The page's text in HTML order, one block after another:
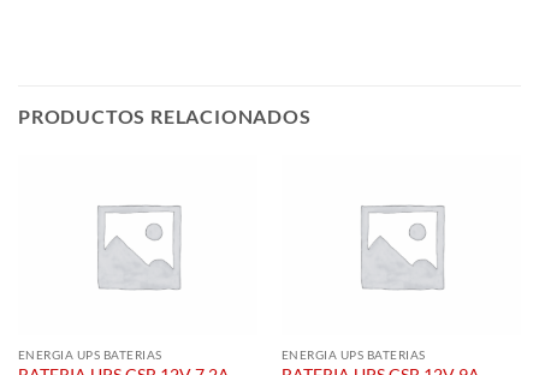
PRODUCTOS RELACIONADOS
ENERGIA UPS BATERIAS ENERGIA UPS BATERIAS